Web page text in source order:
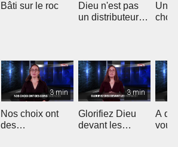
Bâti sur le roc
Dieu n'est pas
un distributeur
Une
3 min
Nos choix ont
des
3 min
Glorifiez Dieu
devant les
A
vous